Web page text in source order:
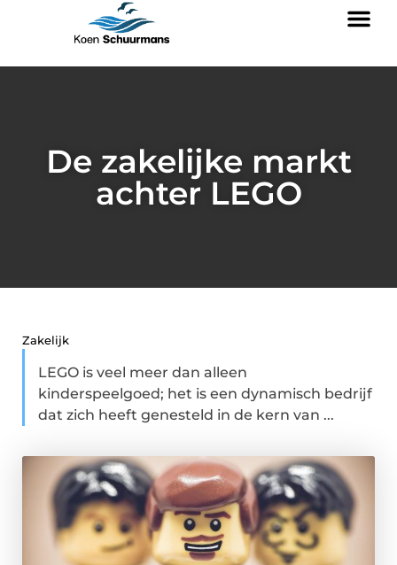
De zakelijke markt
achter LEGO
Zakelijk
LEGO is veel meer dan alleen
kinderspeelgoed; het is een dynamisch bedrijf
dat zich heeft genesteld in de kern van ...